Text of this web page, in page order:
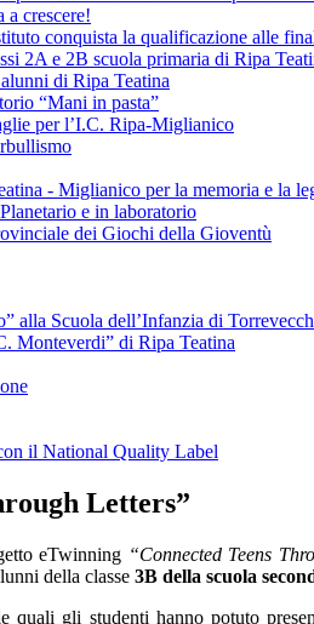
a crescere!
conquista la qualificazione alle
2A e 2B scuola primaria di Ripa
di Ripa Teatina
“Mani in pasta”
per l’I.C. Ripa-Miglianico
- Miglianico per la memoria e la
e in laboratorio
dei Giochi della Gioventù
alla Scuola dell’Infanzia di
Monteverdi” di Ripa Teatina
il National Quality Label
Letters”
eTwinning “Connected Teens
della classe 3B della scuola
quali gli studenti hanno potuto